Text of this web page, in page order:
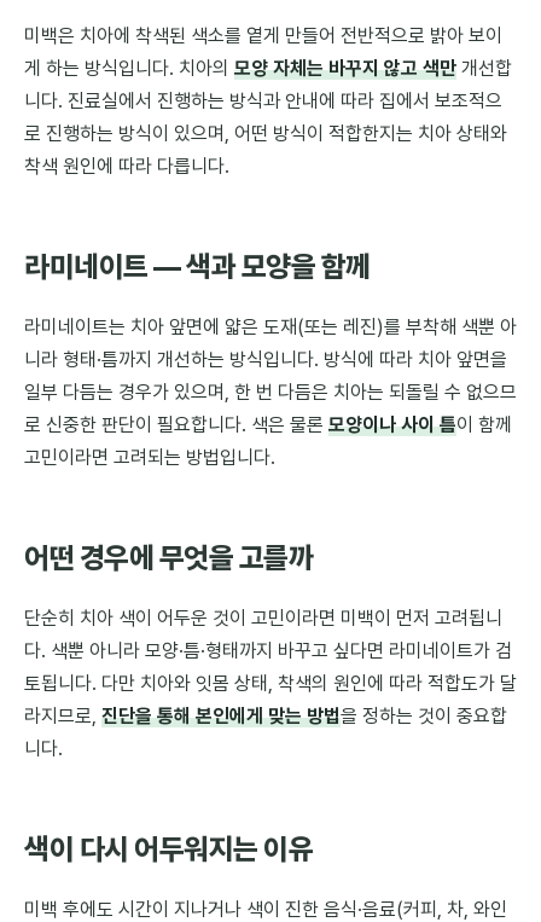
미백은 치아에 착색된 색소를 옅게 만들어 전반적으로 밝아 보이
게 하는 방식입니다. 치아의 모양 자체는 바꾸지 않고 색만 개선합
니다. 진료실에서 진행하는 방식과 안내에 따라 집에서 보조적으
로 진행하는 방식이 있으며, 어떤 방식이 적합한지는 치아 상태와
착색 원인에 따라 다릅니다.
라미네이트 — 색과 모양을 함께
라미네이트는 치아 앞면에 얇은 도재(또는 레진)를 부착해 색뿐 아
니라 형태·틈까지 개선하는 방식입니다. 방식에 따라 치아 앞면을
일부 다듬는 경우가 있으며, 한 번 다듬은 치아는 되돌릴 수 없으므
로 신중한 판단이 필요합니다. 색은 물론 모양이나 사이 틈이 함께
고민이라면 고려되는 방법입니다.
어떤 경우에 무엇을 고를까
단순히 치아 색이 어두운 것이 고민이라면 미백이 먼저 고려됩니
다. 색뿐 아니라 모양·틈·형태까지 바꾸고 싶다면 라미네이트가 검
토됩니다. 다만 치아와 잇몸 상태, 착색의 원인에 따라 적합도가 달
라지므로, 진단을 통해 본인에게 맞는 방법을 정하는 것이 중요합
니다.
색이 다시 어두워지는 이유
미백 후에도 시간이 지나거나 색이 진한 음식·음료(커피, 차, 와인